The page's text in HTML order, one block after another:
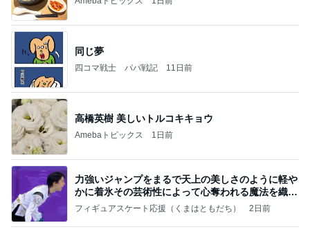
同じ夢
四コマ戦士 パパ戦記 11日前
高橋英樹 美しいトルコキキョウ
Amebaトピックス 1日前
力強いジャンプをまるで天上の美しさのように軽や
かに着氷その芸術性によって心奪われる魔法を織り
なす
フィギュアスケート応援（くまはともだち） 2日前